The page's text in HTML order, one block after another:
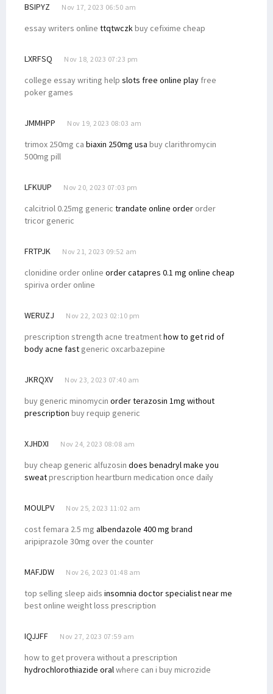
BSIPYZ Nov 17, 2023 06:50 am
essay writers online ttqtwczkbuy cefixime cheap
LXRFSQ Nov 18, 2023 07:23 pm
college essay writing help slots free online play free
poker games
JMMHPP Nov 19, 2023 08:03 am
trimox 250mg ca biaxin 250mg usa buy clarithromycin
500mg pill
LFKUUP Nov 20, 2023 07:03 pm
calcitriol 0.25mg generic trandate online order order
tricor generic
FRTPJK Nov 21, 2023 09:52 am
clonidine order online order catapres 0.1 mg online cheap
spiriva order online
WERUZJ Nov 22, 2023 02:10 pm
prescription strength acne treatmenthow to get rid of
body acne fast generic oxcarbazepine
JKRQXV Nov 23, 2023 07:40 am
buy generic minomycin order terazosin 1mg without
prescription buy requip generic
XJHDXI Nov 24, 2023 08:08 am
buy cheap generic alfuzosin does benadryl make you
sweatprescription heartburn medication once daily
MOULPV Nov 25, 2023 11:02 am
cost femara 2.5 mg albendazole 400 mg brand
aripiprazole 30mg over the counter
MAFJDW Nov 26, 2023 01:48 am
top selling sleep aids insomnia doctor specialist near me
best online weight loss prescription
IQJJFF Nov 27, 2023 07:59 am
how to get provera without a prescription
hydrochlorothiazide oralwhere can i buy microzide